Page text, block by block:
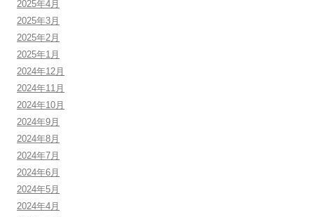
2025年4月
2025年3月
2025年2月
2025年1月
2024年12月
2024年11月
2024年10月
2024年9月
2024年8月
2024年7月
2024年6月
2024年5月
2024年4月